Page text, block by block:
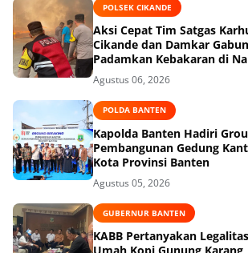
POLSEK CIKANDE
Aksi Cepat Tim Satgas
Cikande dan Damkar
Padamkan Kebakaran di
Agustus 06, 2026
POLDA BANTEN
Kapolda Banten Hadiri
Pembangunan Gedung
Kota Provinsi Banten
Agustus 05, 2026
GUBERNUR BANTEN
KABB Pertanyakan